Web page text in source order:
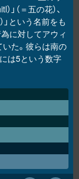
」（＝五の花）、
」という名前をも
に対してアウィ
た。彼らは南の
は5という数字